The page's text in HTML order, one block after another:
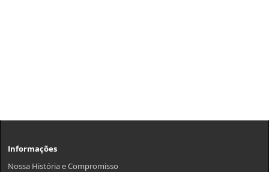
Informações
Nossa História e Compromisso